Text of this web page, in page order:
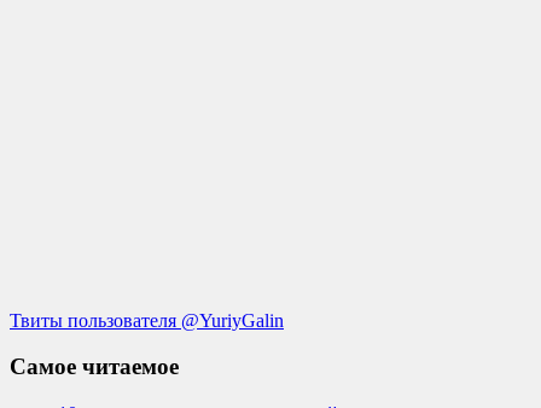
Твиты пользователя @YuriyGalin
Самое читаемое